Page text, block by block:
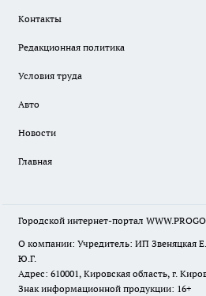
Контакты
Редакционная политика
Условия труда
Авто
Новости
Главная
Городской интернет-портал
О компании: Учредитель: ИП Звеняцкая
Ю.Г.
Адрес: 610001, Кировская область, г.
Знак информационной продукции: 16+